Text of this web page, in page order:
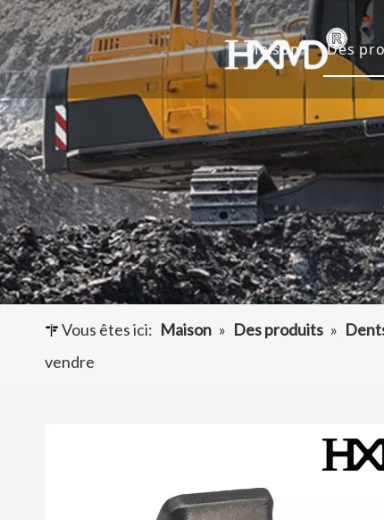
Maison Des
Vous êtes ici: Maison » Des produits »
vendre